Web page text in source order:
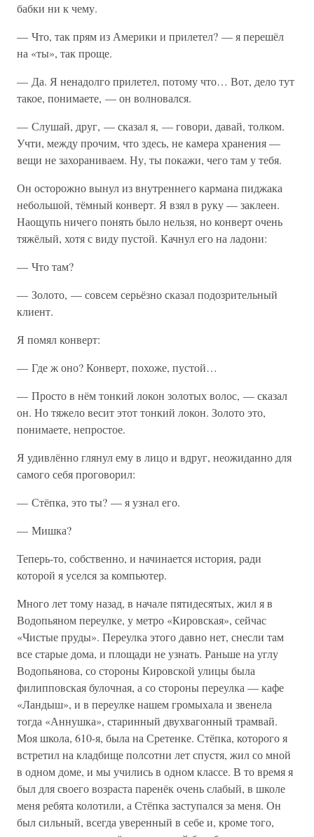
бабки ни к чему.
— Что, так прям из Америки и прилетел? — я перешёл
на «ты», так проще.
— Да. Я ненадолго прилетел, потому что… Вот, дело тут
такое, понимаете, — он волновался.
— Слушай, друг, — сказал я, — говори, давай, толком.
Учти, между прочим, что здесь, не камера хранения —
вещи не захораниваем. Ну, ты покажи, чего там у тебя.
Он осторожно вынул из внутреннего кармана пиджака
небольшой, тёмный конверт. Я взял в руку — заклеен.
Наощупь ничего понять было нельзя, но конверт очень
тяжёлый, хотя с виду пустой. Качнул его на ладони:
— Что там?
— Золото, — совсем серьёзно сказал подозрительный
клиент.
Я помял конверт:
— Где ж оно? Конверт, похоже, пустой…
— Просто в нём тонкий локон золотых волос, — сказал
он. Но тяжело весит этот тонкий локон. Золото это,
понимаете, непростое.
Я удивлённо глянул ему в лицо и вдруг, неожиданно для
самого себя проговорил:
— Стёпка, это ты? — я узнал его.
— Мишка?
Теперь-то, собственно, и начинается история, ради
которой я уселся за компьютер.
Много лет тому назад, в начале пятидесятых, жил я в
Водопьяном переулке, у метро «Кировская», сейчас
«Чистые пруды». Переулка этого давно нет, снесли там
все старые дома, и площади не узнать. Раньше на углу
Водопьянова, со стороны Кировской улицы была
филипповская булочная, а со стороны переулка — кафе
«Ландыш», и в переулке нашем громыхала и звенела
тогда «Аннушка», старинный двухвагонный трамвай.
Моя школа, 610-я, была на Сретенке. Стёпка, которого я
встретил на кладбище полсотни лет спустя, жил со мной
в одном доме, и мы учились в одном классе. В то время я
был для своего возраста паренёк очень слабый, в школе
меня ребята колотили, а Стёпка заступался за меня. Он
был сильный, всегда уверенный в себе и, кроме того,